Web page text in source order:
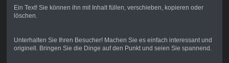
Ein Text! Sie können ihn mit Inhalt füllen, verschieben, kopieren oder
löschen.
Unterhalten Sie Ihren Besucher! Machen Sie es einfach interessant und
originell. Bringen Sie die Dinge auf den Punkt und seien Sie spannend.